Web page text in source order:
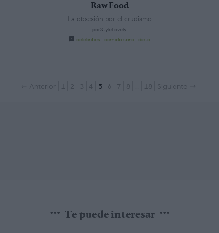
Raw Food
La obsesión por el crudismo
porStyleLovely
celebrities
comida sana dieta
← Anterior 1 2 3 4 5 6 7 8 … 18 Siguiente →
Te puede interesar